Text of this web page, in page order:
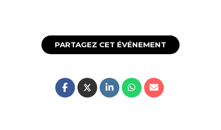
PARTAGEZ CET ÉVÉNEMENT